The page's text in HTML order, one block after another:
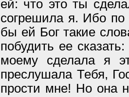
ей: что это ты
согрешила я. Ибо по
бы ей Бог такие
побудить ее
моему сделала я
преслушала Тебя,
прости мне! Но она